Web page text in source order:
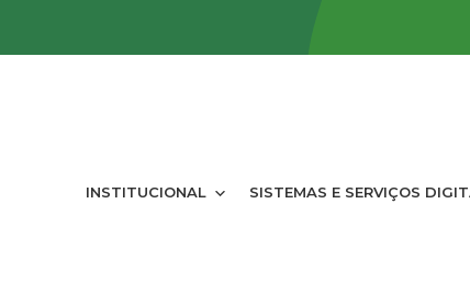
INSTITUCIONAL SISTEMAS E SERVIÇOS